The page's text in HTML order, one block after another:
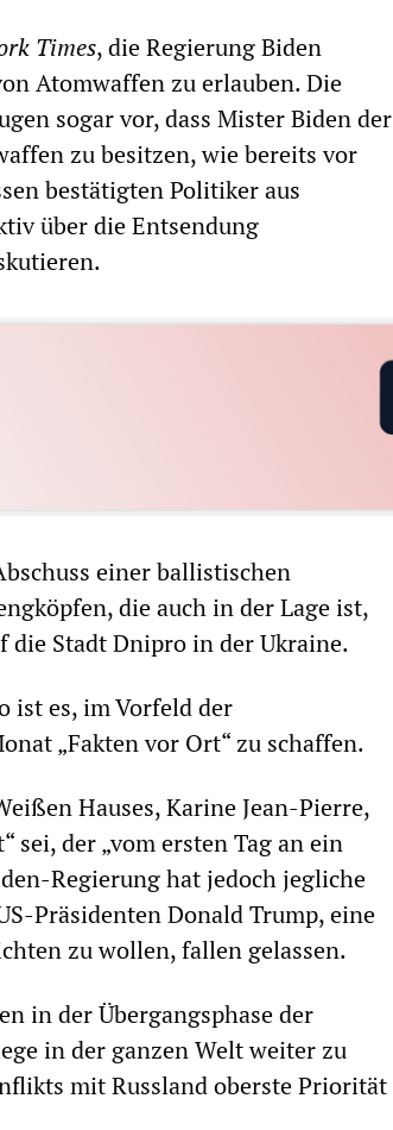
Times, die Regierung Biden
Atomwaffen zu erlauben. Die
sogar vor, dass Mister Biden der
zu besitzen, wie bereits vor
bestätigten Politiker aus
über die Entsendung
einer ballistischen
die auch in der Lage ist,
Stadt Dnipro in der Ukraine.
ist es, im Vorfeld der
„Fakten vor Ort“ zu schaffen.
Hauses, Karine Jean-Pierre,
sei, der „vom ersten Tag an ein
Regierung hat jedoch jegliche
Präsidenten Donald Trump, eine
zu wollen, fallen gelassen.
in der Übergangsphase der
in der ganzen Welt weiter zu
mit Russland oberste Priorität